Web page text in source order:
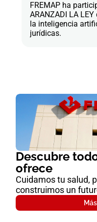
FREMAP ha
ARANZADI LA
la inteligencia
jurídicas.
Descubre
ofrece
Cuidamos tu salud,
construimos un